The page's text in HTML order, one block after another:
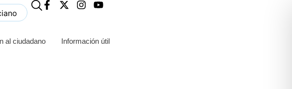
al ciudadano Información útil